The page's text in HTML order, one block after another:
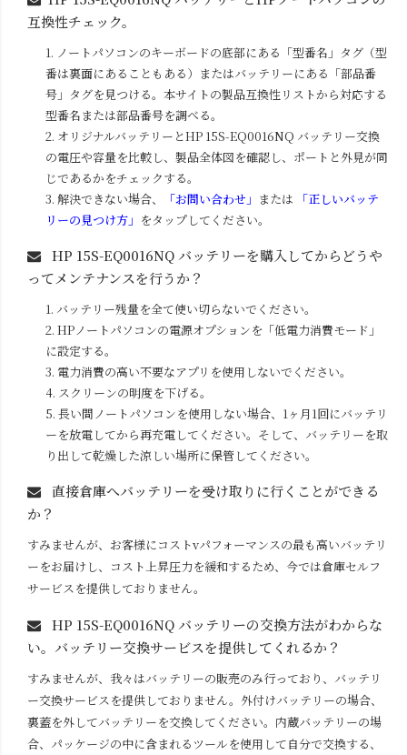
互換性チェック。
1. ノートパソコンのキーボードの底部にある「型番名」タグ（型
番は裏面にあることもある）またはバッテリーにある「部品番
号」タグを見つける。本サイトの製品互換性リストから対応する
型番名または部品番号を調べる。
2. オリジナルバッテリーとHP 15S-EQ0016NQ バッテリー交換
の電圧や容量を比較し、製品全体図を確認し、ポートと外見が同
じであるかをチェックする。
3. 解決できない場合、
「お問い合わせ」 または
「正しいバッテ
リーの見つけ方」 をタップしてください。
HP 15S-EQ0016NQバッテリーを購入してからどうや
ってメンテナンスを行うか？
1. バッテリー残量を全て使い切らないでください。
2. HPノートパソコンの電源オプションを「低電力消費モード」
に設定する。
3. 電力消費の高い不要なアプリを使用しないでください。
4. スクリーンの明度を下げる。
5. 長い間ノートパソコンを使用しない場合、1ヶ月1回にバッテリ
ーを放電してから再充電してください。そして、バッテリーを取
り出して乾燥した涼しい場所に保管してください。
直接倉庫へバッテリーを受け取りに行くことができる
か？
すみませんが、お客様にコストvパフォーマンスの最も高いバッテリ
ーをお届けし、コスト上昇圧力を緩和するため、今では倉庫セルフ
サービスを提供しておりません。
HP 15S-EQ0016NQバッテリーの交換方法がわからな
い。バッテリー交換サービスを提供してくれるか？
すみませんが、我々はバッテリーの販売のみ行っており、バッテリ
ー交換サービスを提供しておりません。外付けバッテリーの場合、
裏蓋を外してバッテリーを交換してください。内蔵バッテリーの場
合、パッケージの中に含まれるツールを使用して自分で交換する、